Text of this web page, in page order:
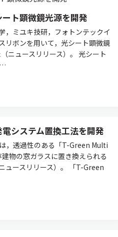
ト顕微鏡光源を開発
，ミユキ技研，フォトンテックイ
リボンを用いて，光シート顕微鏡
ニュースリリース）。 光シート
システム置換工法を開発
，透過性のある「T-Green Multi
物の窓ガラスに置き換えられる
ュースリリース）。 「T-Green